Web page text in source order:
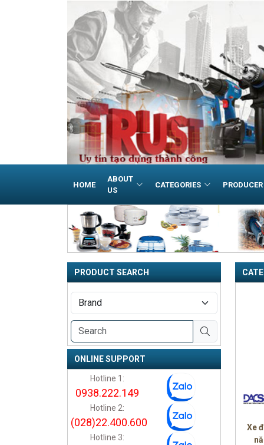
HOME
ABOUT
US
CATEGORIES PRODUCER
PRODUCT SEARCH
ONLINE SUPPORT
Hotline 1:
0938.222.149
Hotline 2:
(028)22.400.600
Hotline 3:
Xe